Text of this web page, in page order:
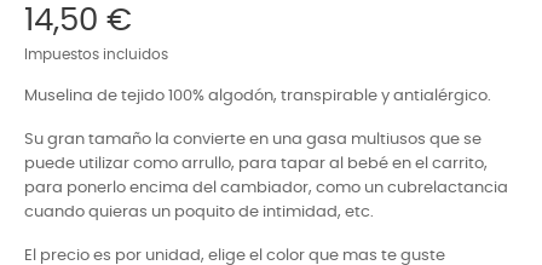
14,50 €
Impuestos incluidos
Muselina de tejido 100% algodón, transpirable y antialérgico.
Su gran tamaño la convierte en una gasa multiusos que se
puede utilizar como arrullo, para tapar al bebé en el carrito,
para ponerlo encima del cambiador, como un cubrelactancia
cuando quieras un poquito de intimidad, etc.
El precio es por unidad, elige el color que mas te guste